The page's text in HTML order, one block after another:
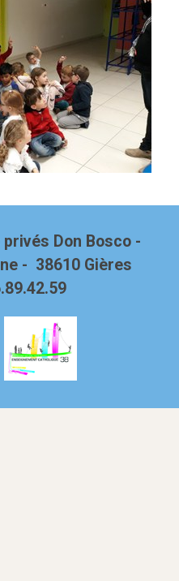
Don Bosco -
- 38610 Gières